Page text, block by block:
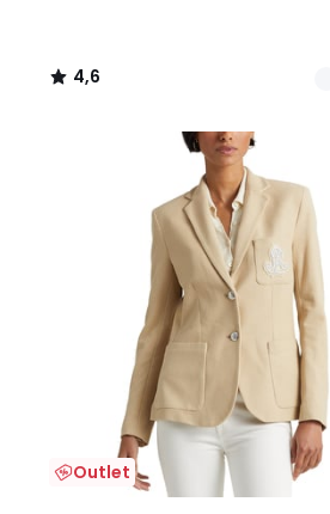
4,6
/
Outlet